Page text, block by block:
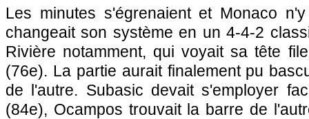
Les minutes s'égrenaient et Monaco
changeait son système en un 4-4-2
Rivière notamment, qui voyait sa tête
(76e). La partie aurait finalement pu
de l'autre. Subasic devait s'employer
(84e), Ocampos trouvait la barre de